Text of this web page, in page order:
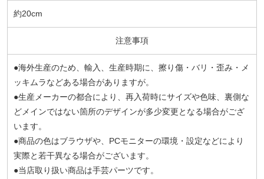
約20cm
注意事項
●海外生産のため、輸入、生産時期に、擦り傷・バリ・歪み・メ
ッキムラなどある場合がありますが。
●生産メーカーの都合により、再入荷時にサイズや色味、裏側な
どメインではない箇所のデザインが多少変更となる場合がござ
います。
●商品の色はブラウザや、PCモニターの環境・設定などにより
実際と若干異なる場合がございます。
●当店取り扱い商品は手芸パーツです。